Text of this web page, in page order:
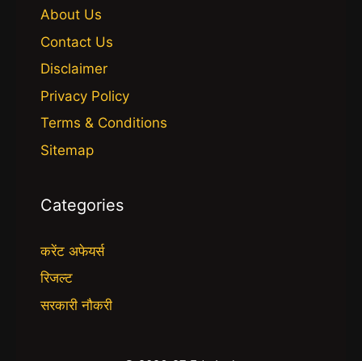
About Us
Contact Us
Disclaimer
Privacy Policy
Terms & Conditions
Sitemap
Categories
करेंट अफेयर्स
रिजल्ट
सरकारी नौकरी